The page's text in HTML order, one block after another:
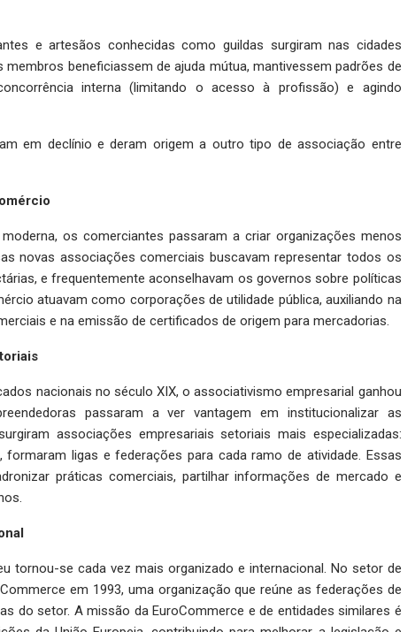
e artesãos conhecidas como guildas surgiram nas cidades
beneficiassem de ajuda mútua, mantivessem padrões de
interna (limitando o acesso à profissão) e agindo
em declínio e deram origem a outro tipo de associação entre
os comerciantes passaram a criar organizações menos
novas associações comerciais buscavam representar todos os
e frequentemente aconselhavam os governos sobre políticas
atuavam como corporações de utilidade pública, auxiliando na
e na emissão de certificados de origem para mercadorias.
nacionais no século XIX, o associativismo empresarial ganhou
passaram a ver vantagem em institucionalizar as
associações empresariais setoriais mais especializadas:
ligas e federações para cada ramo de atividade. Essas
práticas comerciais, partilhar informações de mercado e
tornou-se cada vez mais organizado e internacional. No setor de
em 1993, uma organização que reúne as federações de
do setor. A missão da EuroCommerce e de entidades similares é